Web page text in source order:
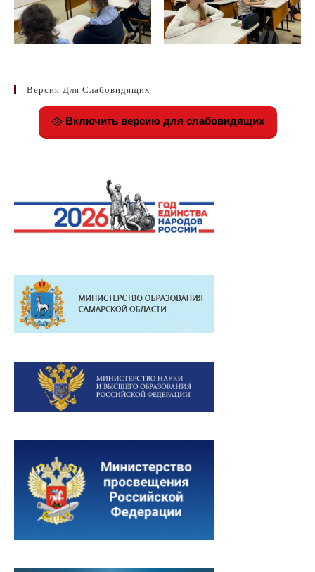
Версия Для Слабовидящих
Включить версию для слабовидящих